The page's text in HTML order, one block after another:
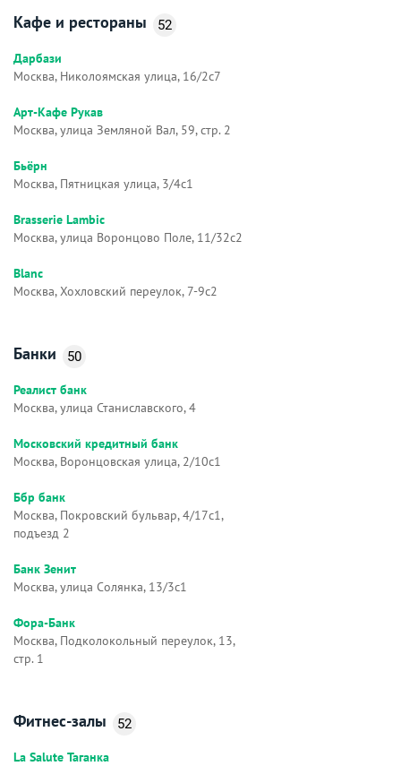
Кафе и рестораны 52
Дарбази
Москва, Николоямская улица, 16/2с7
Арт-Кафе Рукав
Москва, улица Земляной Вал, 59, стр. 2
Бьёрн
Москва, Пятницкая улица, 3/4с1
Brasserie Lambic
Москва, улица Воронцово Поле, 11/32с2
Blanc
Москва, Хохловский переулок, 7-9с2
Банки 50
Реалист банк
Москва, улица Станиславского, 4
Московский кредитный банк
Москва, Воронцовская улица, 2/10с1
Ббр банк
Москва, Покровский бульвар, 4/17с1,
подъезд 2
Банк Зенит
Москва, улица Солянка, 13/3с1
Фора-Банк
Москва, Подколокольный переулок, 13,
стр. 1
Фитнес-залы 52
La Salute Таганка